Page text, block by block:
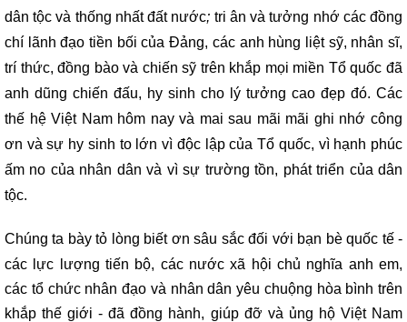
dân tộc và thống nhất đất nước; tri ân và tưởng nhớ các đồng
chí lãnh đạo tiền bối của Đảng, các anh hùng liệt sỹ, nhân sĩ,
trí thức, đồng bào và chiến sỹ trên khắp mọi miền Tổ quốc đã
anh dũng chiến đấu, hy sinh cho lý tưởng cao đẹp đó. Các
thế hệ Việt Nam hôm nay và mai sau mãi mãi ghi nhớ công
ơn và sự hy sinh to lớn vì độc lập của Tổ quốc, vì hạnh phúc
ấm no của nhân dân và vì sự trường tồn, phát triển của dân
tộc.
Chúng ta bày tỏ lòng biết ơn sâu sắc đối với bạn bè quốc tế -
các lực lượng tiến bộ, các nước xã hội chủ nghĩa anh em,
các tổ chức nhân đạo và nhân dân yêu chuộng hòa bình trên
khắp thế giới - đã đồng hành, giúp đỡ và ủng hộ Việt Nam